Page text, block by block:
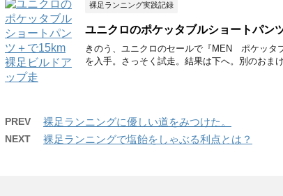
裸足ランニング実践記録
ユニクロのポケッタブルショートパン
きのう、ユニクロのセールで『MEN ポケッタ
を入手。さっそく試走。結果は下へ。別のおまけ
PREV 裸足ランニングに優しい道をみつけた。
NEXT 裸足ランニングで塩飴をしゃぶる利点とは？